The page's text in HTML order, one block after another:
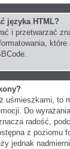
języka HTML?
i przetwarzać
uśmieszkami, to
Do
radość,
z poziomu
jednak